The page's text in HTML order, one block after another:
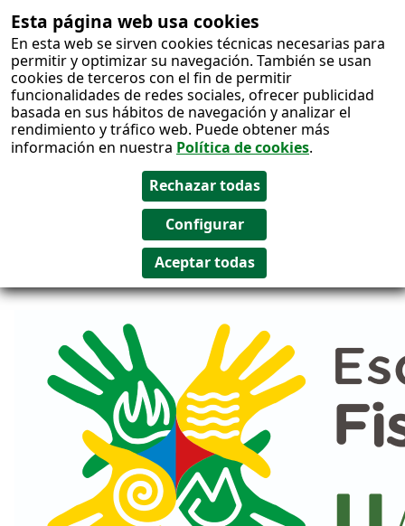
Esta página web usa cookies
En esta web se sirven cookies técnicas necesarias para
permitir y optimizar su navegación. También se usan
cookies de terceros con el fin de permitir
funcionalidades de redes sociales, ofrecer publicidad
basada en sus hábitos de navegación y analizar el
rendimiento y tráfico web. Puede obtener más
información en nuestra Política de cookies.
Salto al
contenido